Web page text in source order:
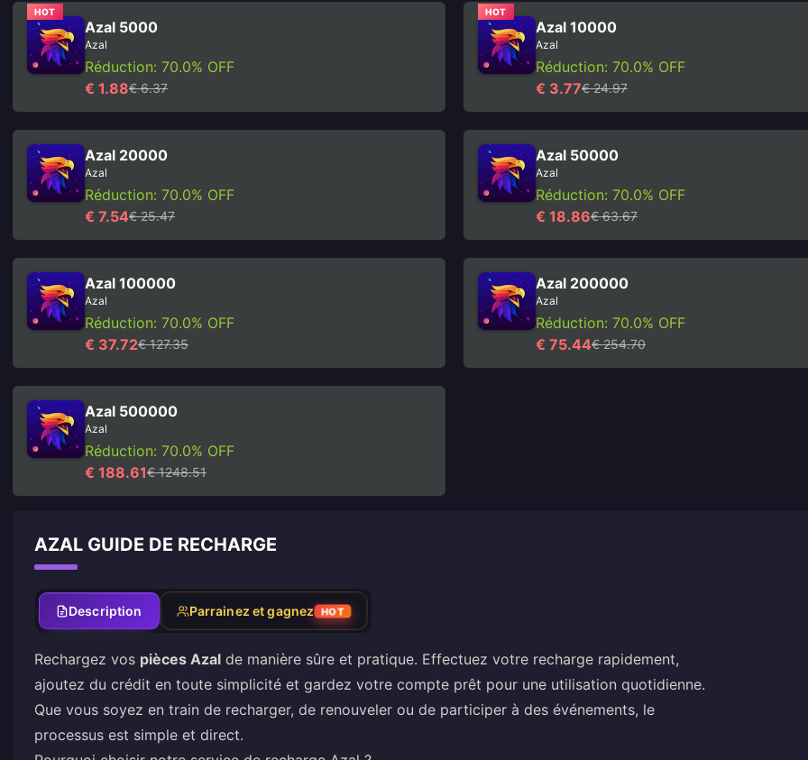
HOT
Azal 5000
Azal
Réduction: 70.0% OFF
€ 1.88€ 6.37
HOT
Azal 10000
Azal
Réduction: 70.0% OFF
€ 3.77€ 24.97
Azal 20000
Azal
Réduction: 70.0% OFF
€ 7.54€ 25.47
Azal 50000
Azal
Réduction: 70.0% OFF
€ 18.86€ 63.67
Azal 100000
Azal
Réduction: 70.0% OFF
€ 37.72€ 127.35
Azal 200000
Azal
Réduction: 70.0% OFF
€ 75.44€ 254.70
Azal 500000
Azal
Réduction: 70.0% OFF
€ 188.61€ 1248.51
AZAL GUIDE DE RECHARGE
Description Parrainez et gagnez HOT
Rechargez vos pièces Azal de manière sûre et pratique. Effectuez votre recharge rapidement,
ajoutez du crédit en toute simplicité et gardez votre compte prêt pour une utilisation quotidienne.
Que vous soyez en train de recharger, de renouveler ou de participer à des événements, le
processus est simple et direct.